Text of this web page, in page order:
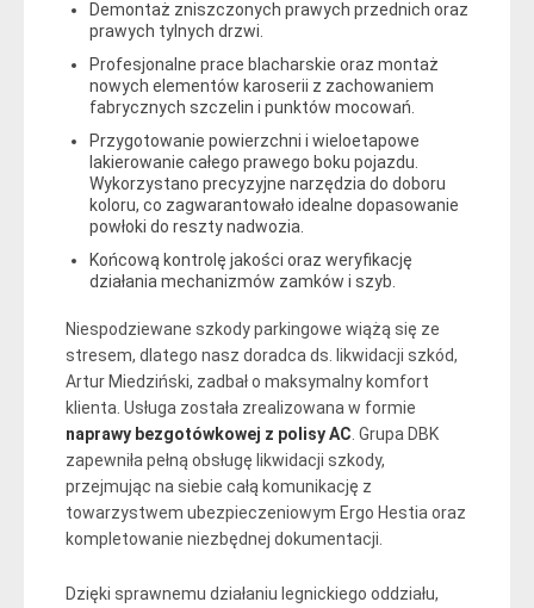
Demontaż zniszczonych prawych przednich oraz
prawych tylnych drzwi.
Profesjonalne prace blacharskie oraz montaż
nowych elementów karoserii z zachowaniem
fabrycznych szczelin i punktów mocowań.
Przygotowanie powierzchni i wieloetapowe
lakierowanie całego prawego boku pojazdu.
Wykorzystano precyzyjne narzędzia do doboru
koloru, co zagwarantowało idealne dopasowanie
powłoki do reszty nadwozia.
Końcową kontrolę jakości oraz weryfikację
działania mechanizmów zamków i szyb.
Niespodziewane szkody parkingowe wiążą się ze
stresem, dlatego nasz doradca ds. likwidacji szkód,
Artur Miedziński, zadbał o maksymalny komfort
klienta. Usługa została zrealizowana w formie
naprawy bezgotówkowej z polisy AC . Grupa DBK
zapewniła pełną obsługę likwidacji szkody,
przejmując na siebie całą komunikację z
towarzystwem ubezpieczeniowym Ergo Hestia oraz
kompletowanie niezbędnej dokumentacji.
Dzięki sprawnemu działaniu legnickiego oddziału,